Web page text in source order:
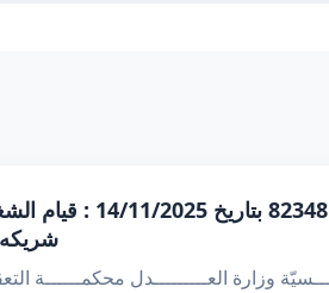
قرار تعقيبي عدد
شريكه